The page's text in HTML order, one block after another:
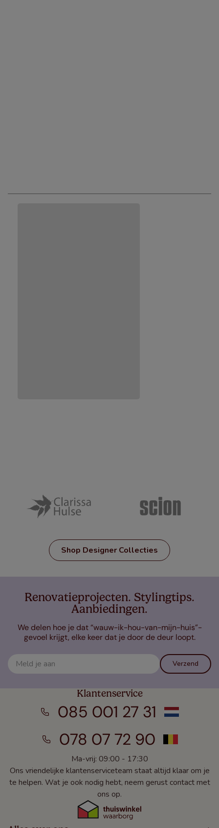
Shop Designer Collecties
Renovatieprojecten. Stylingtips.
Aanbiedingen.
We delen hoe je dat “wauw-ik-hou-van-mijn-huis”-
gevoel krijgt, elke keer dat je door de deur loopt.
Verzend
Klantenservice
085 001 27 31
078 07 72 90
Ma-vrij: 09:00 - 17:30
Ons vriendelijke klantenserviceteam staat altijd klaar om je
te helpen. Wat je ook nodig hebt, neem gerust contact met
ons op.